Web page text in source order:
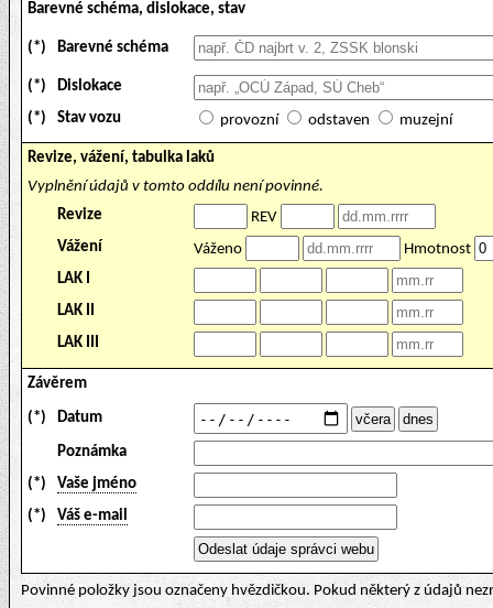
Barevné schéma, dislokace, stav
(*) Barevné schéma
(*)
Dislokace
(*)
Stav vozu provozní odstaven muzejní
Revize, vážení, tabulka laků
Vyplnění údajů v tomto oddílu není povinné.
Revize
REV
Vážení
Váženo
Hmotnost
LAK I
LAK II
LAK III
Závěrem
(*) Datum
Poznámka
(*)
Vaše jméno
(*)
Váš e-mail
Povinné položky jsou označeny hvězdičkou. Pokud některý z údajů